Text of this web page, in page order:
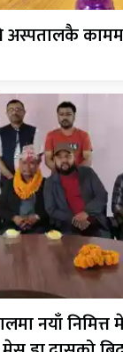
अस्पतालकै
नयाँ